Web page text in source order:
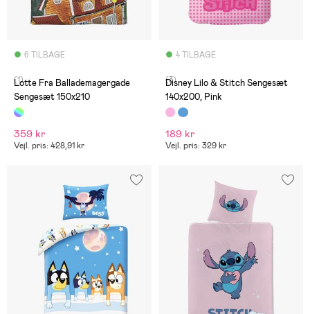
6 TILBAGE
(1)
Lotte Fra Ballademagergade
Sengesæt 150x210
359 kr
Vejl. pris: 428,91 kr
4 TILBAGE
(3)
Disney Lilo & Stitch Sengesæt
140x200, Pink
189 kr
Vejl. pris: 329 kr